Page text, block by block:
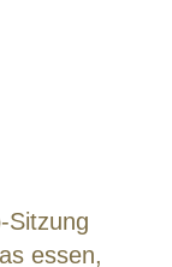
Sitzung
essen,